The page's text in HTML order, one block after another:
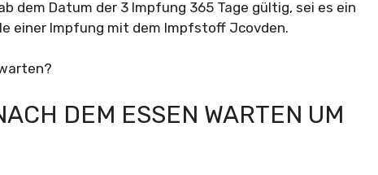
dem Datum der 3 Impfung 365 Tage gültig, sei es ein
einer Impfung mit dem Impfstoff Jcovden.
DEM ESSEN WARTEN UM